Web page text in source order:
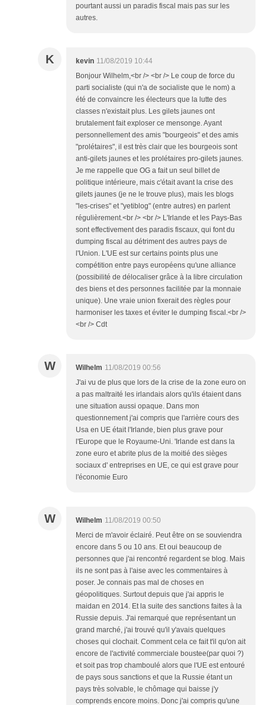
pourtant aussi un paradis fiscal mais pas sur les
autres.
K kevin 11/08/2019 10:44
Bonjour Wilhelm,<br /> <br /> Le coup de force du
parti socialiste (qui n'a de socialiste que le nom) a
été de convaincre les électeurs que la lutte des
classes n'existait plus. Les gilets jaunes ont
brutalement fait exploser ce mensonge. Ayant
personnellement des amis "bourgeois" et des amis
"prolétaires", il est très clair que les bourgeois sont
anti-gilets jaunes et les prolétaires pro-gilets jaunes.
Je me rappelle que OG a fait un seul billet de
politique intérieure, mais c'était avant la crise des
gilets jaunes (je ne le trouve plus), mais les blogs
"les-crises" et "yetiblog" (entre autres) en parlent
régulièrement.<br /> <br /> L'Irlande et les Pays-Bas
sont effectivement des paradis fiscaux, qui font du
dumping fiscal au détriment des autres pays de
l'Union. L'UE est sur certains points plus une
compétition entre pays européens qu'une alliance
(possibilité de délocaliser grâce à la libre circulation
des biens et des personnes facilitée par la monnaie
unique). Une vraie union fixerait des règles pour
harmoniser les taxes et éviter le dumping fiscal.<br />
<br /> Cdt
W Wilhelm 11/08/2019 00:56
J'ai vu de plus que lors de la crise de la zone euro on
a pas maltraité les irlandais alors qu'ils étaient dans
une situation aussi opaque. Dans mon
questionnement j'ai compris que l'arrière cours des
Usa en UE était l'Irlande, bien plus grave pour
l'Europe que le Royaume-Uni. 'Irlande est dans la
zone euro et abrite plus de la moitié des sièges
sociaux d' entreprises en UE, ce qui est grave pour
l'économie Euro
W Wilhelm 11/08/2019 00:50
Merci de m'avoir éclairé. Peut être on se souviendra
encore dans 5 ou 10 ans. Et oui beaucoup de
personnes que j'ai rencontré regardent se blog. Mais
ils ne sont pas à l'aise avec les commentaires à
poser. Je connais pas mal de choses en
géopolitiques. Surtout depuis que j'ai appris le
maidan en 2014. Et la suite des sanctions faites à la
Russie depuis. J'ai remarqué que représentant un
grand marché, j'ai trouvé qu'il y'avais quelques
choses qui clochait. Comment cela ce fait t'il qu'on ait
encore de l'activité commerciale boustee(par quoi ?)
et soit pas trop chamboulé alors que l'UE est entouré
de pays sous sanctions et que la Russie étant un
pays très solvable, le chômage qui baisse j'y
comprends encore moins. Donc j'ai compris qu'une